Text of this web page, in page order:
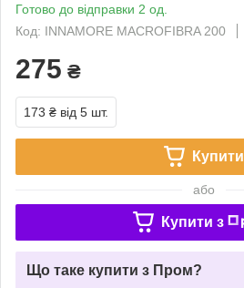
Готово до відправки 2 од.
Код: INNAMORE MACROFIBRA 200
275 ₴
173 ₴ від 5 шт.
Купити
або
Купити з
Що таке купити з Пром?